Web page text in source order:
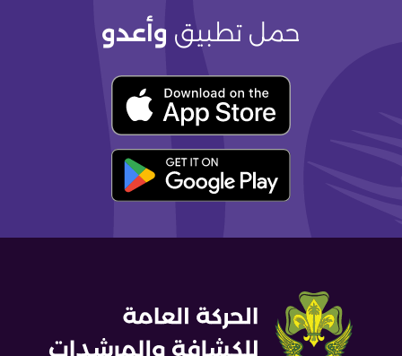
حمل تطبيق وأعدو